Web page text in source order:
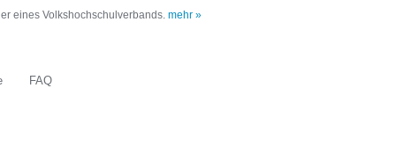
eines Volkshochschulverbands. mehr »
FAQ